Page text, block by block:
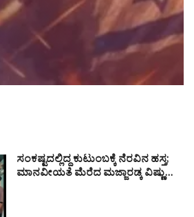
ಸಂಕಷ್ಟದಲ್ಲಿದ್ದ ಕುಟುಂಬಕ್ಕೆ ನೆರವಿನ ಹಸ್ತ;
ಮಾನವೀಯತೆ ಮೆರೆದ ಮಜ್ಜಾರಡ್ಕ ವಿಷ್ಣು…